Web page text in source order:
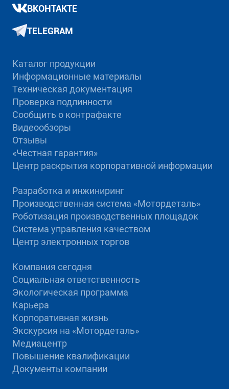
ВКОНТАКТЕ
TELEGRAM
Каталог продукции
Информационные материалы
Техническая документация
Проверка подлинности
Сообщить о контрафакте
Видеообзоры
Отзывы
«Честная гарантия»
Центр раскрытия корпоративной информации
Разработка и инжиниринг
Производственная система «Mотордеталь»
Роботизация производственных площадок
Система управления качеством
Центр электронных торгов
Компания сегодня
Социальная ответственность
Экологическая программа
Карьера
Корпоративная жизнь
Экскурсия на «Мотордеталь»
Медиацентр
Повышение квалификации
Документы компании